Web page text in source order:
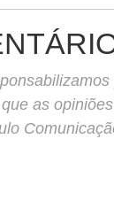
as